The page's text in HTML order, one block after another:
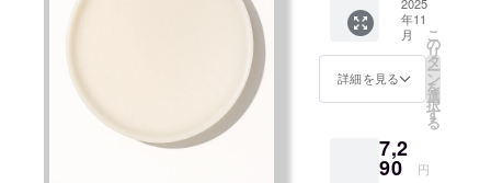
年11
月
詳細を見る
こ
の
リ
タ
ー
ン
を
選
択
す
る
7,2
90 円